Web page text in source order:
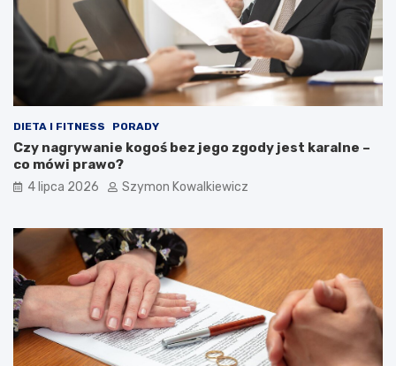
DIETA I FITNESS PORADY
Czy nagrywanie kogoś bez jego zgody jest karalne –
co mówi prawo?
4 lipca 2026 Szymon Kowalkiewicz